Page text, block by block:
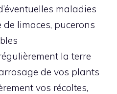
maladies
de limaces, pucerons
la terre
de vos plants
vos récoltes,